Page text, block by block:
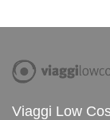
Viaggi Low